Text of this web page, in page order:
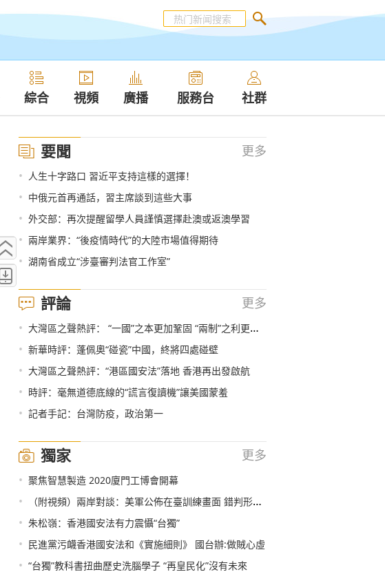
綜合 視頻 廣播 服務台 社群
要聞 更多
• 人生十字路口 習近平支持這樣的選擇！
• 中俄元首再通話，習主席談到這些大事
• 外交部：再次提醒留學人員謹慎選擇赴澳或返澳學習
• 兩岸業界：“後疫情時代”的大陸市場值得期待
• 湖南省成立“涉臺審判法官工作室”
評論 更多
• 大灣區之聲熱評： “一國”之本更加鞏固 “兩制”之利更加彰顯
• 新華時評：蓬佩奧“碰瓷”中國，終將四處碰壁
• 大灣區之聲熱評：“港區國安法”落地 香港再出發啟航
• 時評：毫無道德底線的“謊言復讀機”讓美國蒙羞
• 記者手記：台灣防疫，政治第一
獨家 更多
• 聚焦智慧製造 2020廈門工博會開幕
• （附視頻）兩岸對談：美軍公佈在臺訓練畫面 錯判形勢還是捲入戰爭？
• 朱松嶺：香港國安法有力震懾“台獨”
• 民進黨污衊香港國安法和《實施細則》 國台辦:做賊心虛
• “台獨”教科書扭曲歷史洗腦學子 “再皇民化”沒有未來